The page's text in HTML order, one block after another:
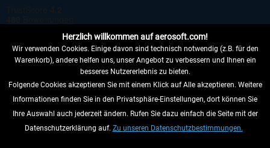
VERTRAG WIDERRUFEN
INFORMATIONEN
Herzlich willkommen auf aerosoft.com!
Wir verwenden Cookies. Einige davon sind technisch notwendig (z.B. für den
Warenkorb), andere helfen uns, unser Angebot zu verbessern und Ihnen ein
besseres Nutzererlebnis zu bieten.
Folgende Cookies akzeptieren Sie mit einem Klick auf Alle akzeptieren. Weitere
Informationen finden Sie in den Privatsphäre-Einstellungen, dort können Sie
Ihre Auswahl auch jederzeit ändern. Rufen Sie dazu einfach die Seite mit der
Datenschutzerklärung auf. Zu unseren Datenschutzbestimmungen.